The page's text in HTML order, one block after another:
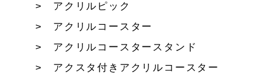
アクリルピック
アクリルコースター
アクリルコースタースタンド
アクスタ付きアクリルコースター